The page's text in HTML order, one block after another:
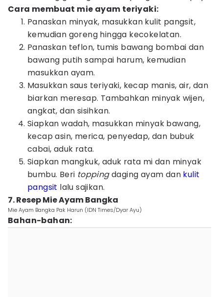
Cara membuat mie ayam teriyaki:
Panaskan minyak, masukkan kulit pangsit,
kemudian goreng hingga kecokelatan.
Panaskan teflon, tumis bawang bombai dan
bawang putih sampai harum, kemudian
masukkan ayam.
Masukkan saus teriyaki, kecap manis, air, dan
biarkan meresap. Tambahkan minyak wijen,
angkat, dan sisihkan.
Siapkan wadah, masukkan minyak bawang,
kecap asin, merica, penyedap, dan bubuk
cabai, aduk rata.
Siapkan mangkuk, aduk rata mi dan minyak
bumbu. Beri toppingdaging ayam dan kulit
pangsit lalu sajikan.
7. Resep Mie Ayam Bangka
Mie Ayam Bangka Pak Harun (IDN Times/Dyar Ayu)
Bahan-bahan: